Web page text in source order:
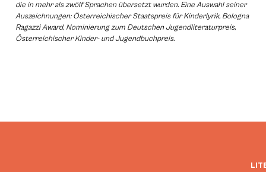
die in mehr als zwölf Sprachen übersetzt wurden. Eine Auswahl seiner
Auszeichnungen: Österreichischer Staatspreis für Kinderlyrik, Bologna
Ragazzi Award, Nominierung zum Deutschen Jugendliteraturpreis,
Österreichischer Kinder- und Jugendbuchpreis.